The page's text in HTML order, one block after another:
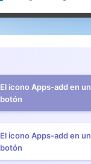
El icono Apps-add en un
botón
El icono Apps-add en un
botón